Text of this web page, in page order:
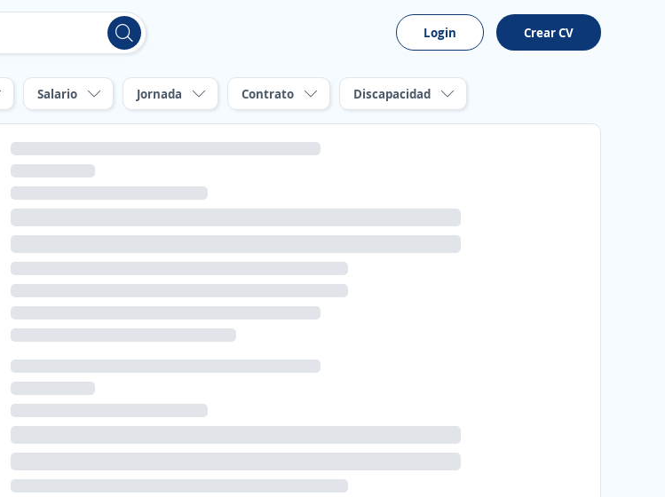
Login Crear CV
Salario Jornada Contrato Discapacidad